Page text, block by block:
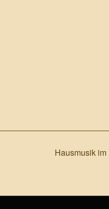
Hausmusik